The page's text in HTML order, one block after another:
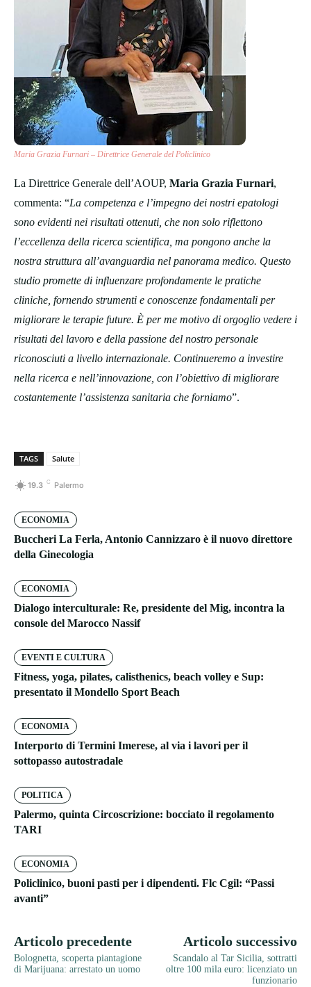
Maria Grazia Furnari – Direttrice Generale del Policlinico
La Direttrice Generale dell’AOUP, Maria Grazia Furnari,
commenta: “La competenza e l’impegno dei nostri epatologi
sono evidenti nei risultati ottenuti, che non solo riflettono
l’eccellenza della ricerca scientifica, ma pongono anche la
nostra struttura all’avanguardia nel panorama medico. Questo
studio promette di influenzare profondamente le pratiche
cliniche, fornendo strumenti e conoscenze fondamentali per
migliorare le terapie future. È per me motivo di orgoglio vedere i
risultati del lavoro e della passione del nostro personale
riconosciuti a livello internazionale. Continueremo a investire
nella ricerca e nell’innovazione, con l’obiettivo di migliorare
costantemente l’assistenza sanitaria che forniamo”.
TAGS Salute
19.3 C Palermo
ECONOMIA
Buccheri La Ferla, Antonio Cannizzaro è il nuovo direttore
della Ginecologia
ECONOMIA
Dialogo interculturale: Re, presidente del Mig, incontra la
console del Marocco Nassif
EVENTI E CULTURA
Fitness, yoga, pilates, calisthenics, beach volley e Sup:
presentato il Mondello Sport Beach
ECONOMIA
Interporto di Termini Imerese, al via i lavori per il
sottopasso autostradale
POLITICA
Palermo, quinta Circoscrizione: bocciato il regolamento
TARI
ECONOMIA
Policlinico, buoni pasti per i dipendenti. Flc Cgil: “Passi
avanti”
Articolo precedente
Bolognetta, scoperta piantagione
di Marijuana: arrestato un uomo
Articolo successivo
Scandalo al Tar Sicilia, sottratti
oltre 100 mila euro: licenziato un
funzionario